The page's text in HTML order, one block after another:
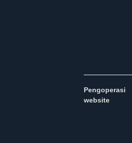
Pengoperasi
website